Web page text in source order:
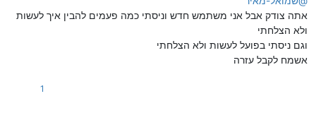
אתה צודק אבל אני משתמש חדש וניסתי כמה פעמים להבין איך לעשות
ולא הצלחתי
וגם ניסתי בפועל לעשות ולא הצלחתי
אשמח לקבל עזרה
1